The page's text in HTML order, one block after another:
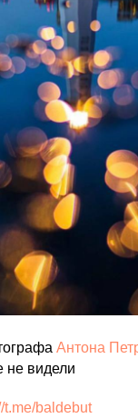
Антона
не видели
t.me/baldebut